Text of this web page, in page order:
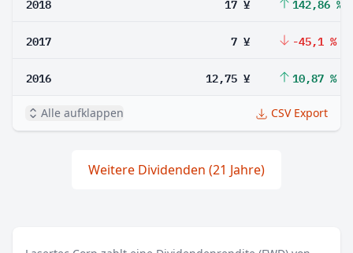
2017 7 ¥ -45,1 %
2016 12,75 ¥ 10,87 %
Alle aufklappen CSV Export
Weitere Dividenden (21 Jahre)